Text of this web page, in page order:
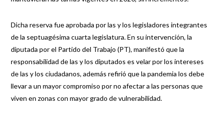
Dicha reserva fue aprobada por las y los legisladores integrantes
de la septuagésima cuarta legislatura. En su intervención, la
diputada por el Partido del Trabajo (PT), manifestó que la
responsabilidad de las y los diputados es velar por los intereses
de las y los ciudadanos, además refirió que la pandemia los debe
llevar a un mayor compromiso por no afectar a las personas que
viven en zonas con mayor grado de vulnerabilidad.